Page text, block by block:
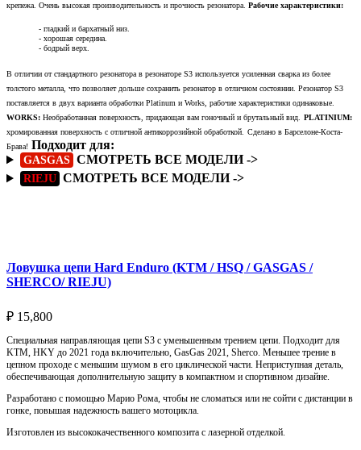
крепежа. Очень высокая производительность и прочность резонатора. Рабочие характеристики:
- гладкий и бархатный низ.
- хорошая середина.
- бодрый верх.
В отличии от стандартного резонатора в резонаторе S3 используется усиленная сварка из более
толстого металла, что позволяет дольше сохранить резонатор в отличном состоянии. Резонатор S3
поставляется в двух варианта обработки Platinum и Works, рабочие характеристики одинаковые.
WORKS: Необработанная поверхность, придающая вам гоночный и брутальный вид. PLATINIUM:
хромированная поверхность с отличной антикоррозийной обработкой. Сделано в Барселоне-Коста-
Брава! Подходит для:
GASGAS СМОТРЕТЬ ВСЕ МОДЕЛИ ->
RIEJU СМОТРЕТЬ ВСЕ МОДЕЛИ ->
Ловушка цепи Hard Enduro (KTM / HSQ / GASGAS /
SHERCO/ RIEJU)
₽ 15,800
Специальная направляющая цепи S3 с уменьшенным трением цепи. Подходит для
KTM, HKY до 2021 года включительно, GasGas 2021, Sherco. Меньшее трение в
цепном проходе с меньшим шумом в его циклической части. Неприступная деталь,
обеспечивающая дополнительную защиту в компактном и спортивном дизайне.
Разработано с помощью Марио Рома, чтобы не сломаться или не сойти с дистанции в
гонке, повышая надежность вашего мотоцикла.
Изготовлен из высококачественного композита с лазерной отделкой.